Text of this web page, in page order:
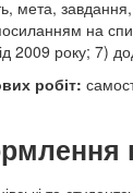
мета,
на
2009 року; 7)
робіт: